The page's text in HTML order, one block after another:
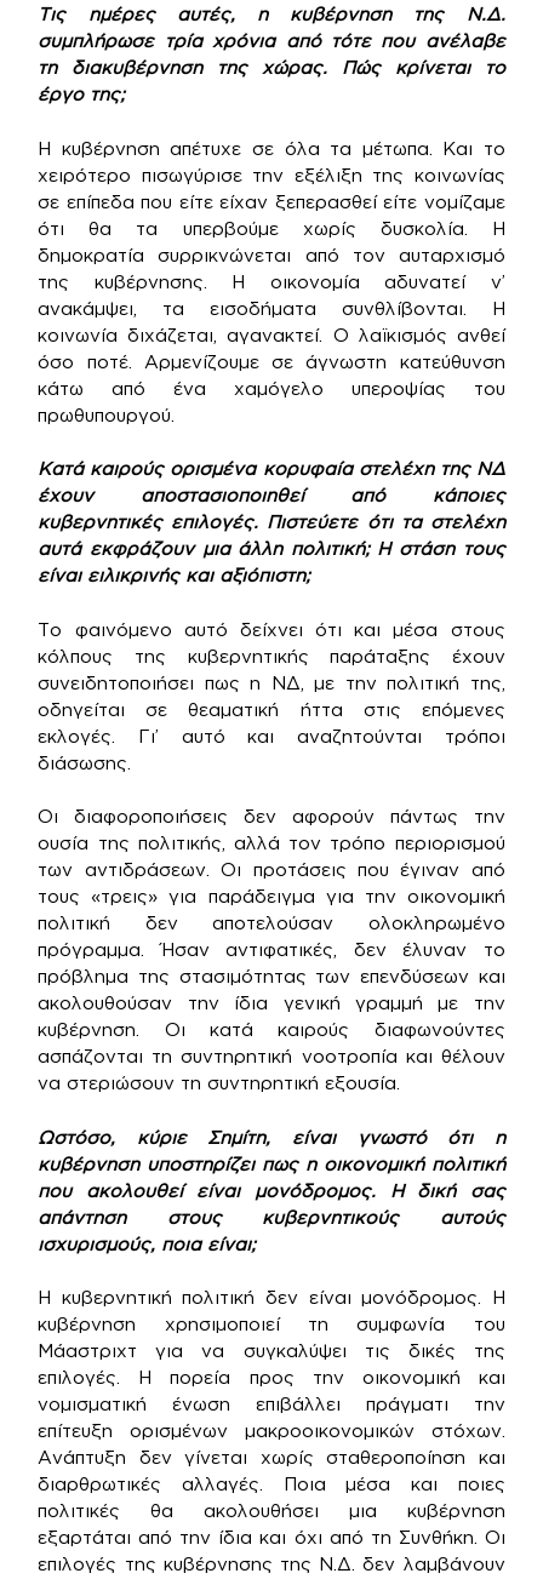
Τις ημέρες αυτές, η κυβέρνηση της Ν.Δ.
συμπλήρωσε τρία χρόνια από τότε που ανέλαβε
τη διακυβέρνηση της χώρας. Πώς κρίνεται το
έργο της;
Η κυβέρνηση απέτυχε σε όλα τα μέτωπα. Και το
χειρότερο πισωγύρισε την εξέλιξη της κοινωνίας
σε επίπεδα που είτε είχαν ξεπερασθεί είτε νομίζαμε
ότι θα τα υπερβούμε χωρίς δυσκολία. Η
δημοκρατία συρρικνώνεται από τον αυταρχισμό
της κυβέρνησης. Η οικονομία αδυνατεί ν’
ανακάμψει, τα εισοδήματα συνθλίβονται. Η
κοινωνία διχάζεται, αγανακτεί. Ο λαϊκισμός ανθεί
όσο ποτέ. Αρμενίζουμε σε άγνωστη κατεύθυνση
κάτω από ένα χαμόγελο υπεροψίας του
πρωθυπουργού.
Κατά καιρούς ορισμένα κορυφαία στελέχη της ΝΔ
έχουν αποστασιοποιηθεί από κάποιες
κυβερνητικές επιλογές. Πιστεύετε ότι τα στελέχη
αυτά εκφράζουν μια άλλη πολιτική; Η στάση τους
είναι ειλικρινής και αξιόπιστη;
Το φαινόμενο αυτό δείχνει ότι και μέσα στους
κόλπους της κυβερνητικής παράταξης έχουν
συνειδητοποιήσει πως η ΝΔ, με την πολιτική της,
οδηγείται σε θεαματική ήττα στις επόμενες
εκλογές. Γι’ αυτό και αναζητούνται τρόποι
διάσωσης.
Οι διαφοροποιήσεις δεν αφορούν πάντως την
ουσία της πολιτικής, αλλά τον τρόπο περιορισμού
των αντιδράσεων. Οι προτάσεις που έγιναν από
τους «τρεις» για παράδειγμα για την οικονομική
πολιτική δεν αποτελούσαν ολοκληρωμένο
πρόγραμμα. Ήσαν αντιφατικές, δεν έλυναν το
πρόβλημα της στασιμότητας των επενδύσεων και
ακολουθούσαν την ίδια γενική γραμμή με την
κυβέρνηση. Οι κατά καιρούς διαφωνούντες
ασπάζονται τη συντηρητική νοοτροπία και θέλουν
να στεριώσουν τη συντηρητική εξουσία.
Ωστόσο, κύριε Σημίτη, είναι γνωστό ότι η
κυβέρνηση υποστηρίζει πως η οικονομική πολιτική
που ακολουθεί είναι μονόδρομος. Η δική σας
απάντηση στους κυβερνητικούς αυτούς
ισχυρισμούς, ποια είναι;
Η κυβερνητική πολιτική δεν είναι μονόδρομος. Η
κυβέρνηση χρησιμοποιεί τη συμφωνία του
Μάαστριχτ για να συγκαλύψει τις δικές της
επιλογές. Η πορεία προς την οικονομική και
νομισματική ένωση επιβάλλει πράγματι την
επίτευξη ορισμένων μακροοικονομικών στόχων.
Ανάπτυξη δεν γίνεται χωρίς σταθεροποίηση και
διαρθρωτικές αλλαγές. Ποια μέσα και ποιες
πολιτικές θα ακολουθήσει μια κυβέρνηση
εξαρτάται από την ίδια και όχι από τη Συνθήκη. Οι
επιλογές της κυβέρνησης της Ν.Δ. δεν λαμβάνουν